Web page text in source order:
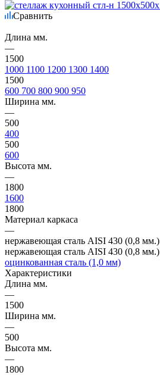
Сравнить
Длина мм.
—
1500
1000 1100 1200 1300 1400
1500
600 700 800 900 950
Ширина мм.
—
500
400
500
600
Высота мм.
—
1800
1600
1800
Материал каркаса
—
нержавеющая сталь AISI 430 (0,8 мм.)
нержавеющая сталь AISI 430 (0,8 мм.)
оцинкованная сталь (1,0 мм)
Характеристики
Длина мм.
—
1500
Ширина мм.
—
500
Высота мм.
—
1800